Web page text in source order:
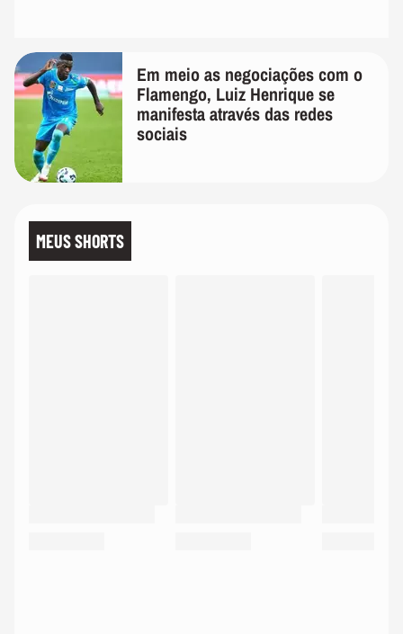
Em meio as negociações com o
Flamengo, Luiz Henrique se
manifesta através das redes
sociais
MEUS SHORTS